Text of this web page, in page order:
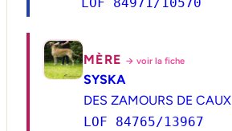
LOF 84971/10570
MÈRE → voir la fiche
SYSKA
DES ZAMOURS DE CAUX
LOF 84765/13967